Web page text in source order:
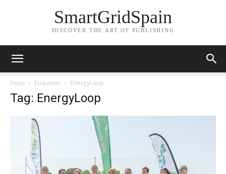
SmartGridSpain
DISCOVER THE ART OF PUBLISHING
Inicio Etiquetas EnergyLoop
Tag: EnergyLoop